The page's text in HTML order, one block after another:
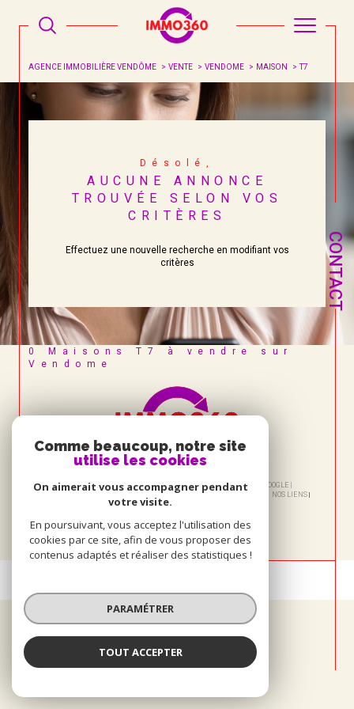
CONTACT
AGENCE IMMOBILIÈRE VENDÔME VENTE VENDOME MAISON T7
Désolé,
AUCUNE ANNONCE
TROUVÉE SELON VOS
CRITÈRES
Effectuez une nouvelle recherche en modifiant vos
critères
0
Maisons T7 à vendre sur
Vendome
© 2026 | TOUS DROITS RÉSERVÉS | TRADUCTION POWERED BY GOOGLE |
MENTIONS LÉGALES
NOS LIENS
POLITIQUE RGPD
Comme beaucoup, notre site
utilise les cookies
On aimerait vous accompagner pendant
votre visite.
En poursuivant, vous acceptez l'utilisation des
cookies par ce site, afin de vous proposer des
contenus adaptés et réaliser des statistiques !
PARAMÉTRER
TOUT ACCEPTER